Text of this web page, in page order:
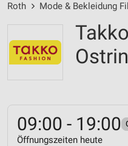
Roth Mode & Bekleidung
09:00 - 19:00
Öffnungszeiten heute